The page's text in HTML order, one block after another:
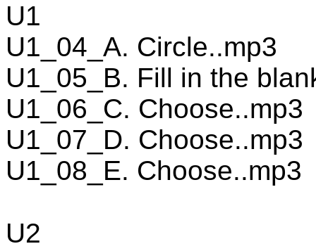
U1
U1_04_A. Circle..mp3
U1_05_B. Fill in the
U1_06_C. Choose..mp3
U1_07_D. Choose..mp3
U1_08_E. Choose..mp3
U2